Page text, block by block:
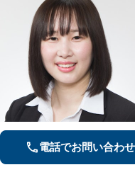
電話でお問い合わせ